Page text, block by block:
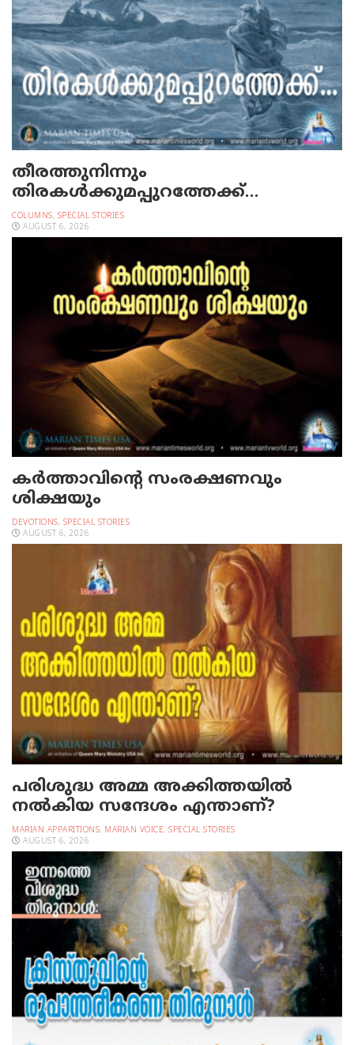
തീരത്തുനിന്നും
തിരകള്‍ക്കുമപ്പുറത്തേക്ക്…
COLUMNS, SPECIAL STORIES
AUGUST 6, 2026
കർത്താവിന്റെ സംരക്ഷണവും
ശിക്ഷയും
DEVOTIONS, SPECIAL STORIES
AUGUST 6, 2026
പരിശുദ്ധ അമ്മ അക്കിത്തയില്‍
നല്‍കിയ സന്ദേശം എന്താണ്?
MARIAN APPARITIONS, MARIAN VOICE, SPECIAL STORIES
AUGUST 6, 2026